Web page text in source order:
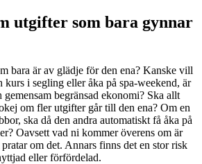
utgifter som bara gynnar
bara är av glädje för den ena? Kanske vill
kurs i segling eller åka på spa-weekend, är
begränsad ekonomi? Ska allt
om fler utgifter går till den ena? Om en
ska då den andra automatiskt få åka på
Oavsett vad ni kommer överens om är
om det. Annars finns det en stor risk
eller förfördelad.